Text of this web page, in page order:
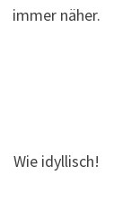
immer näher.
Wie idyllisch!